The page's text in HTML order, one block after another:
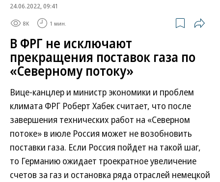
24.06.2022, 09:41
8K 1 мин.
В ФРГ не исключают
прекращения поставок газа по
«Северному потоку»
Вице-канцлер и министр экономики и проблем
климата ФРГ Роберт Хабек считает, что после
завершения технических работ на «Северном
потоке» в июле Россия может не возобновить
поставки газа. Если Россия пойдет на такой шаг,
то Германию ожидает троекратное увеличение
счетов за газ и остановка ряда отраслей немецкой